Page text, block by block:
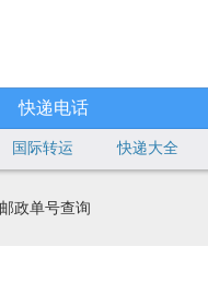
快递电话
国际转运 快递大全
政单号查询